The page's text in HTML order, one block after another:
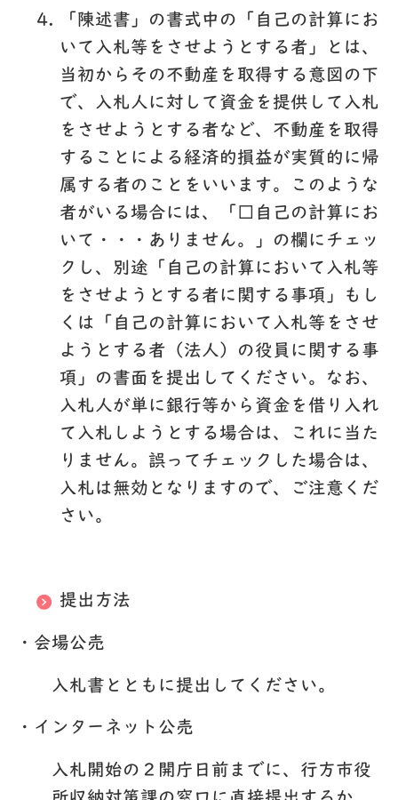
「陳述書」の書式中の「自己の計算にお
いて入札等をさせようとする者」とは、
当初からその不動産を取得する意図の下
で、入札人に対して資金を提供して入札
をさせようとする者など、不動産を取得
することによる経済的損益が実質的に帰
属する者のことをいいます。このような
者がいる場合には、「□自己の計算にお
いて・・・ありません。」の欄にチェッ
クし、別途「自己の計算において入札等
をさせようとする者に関する事項」もし
くは「自己の計算において入札等をさせ
ようとする者（法人）の役員に関する事
項」の書面を提出してください。なお、
入札人が単に銀行等から資金を借り入れ
て入札しようとする場合は、これに当た
りません。誤ってチェックした場合は、
入札は無効となりますので、ご注意くだ
さい。
提出方法
・会場公売
入札書とともに提出してください。
・インターネット公売
入札開始の２開庁日前までに、行方市役